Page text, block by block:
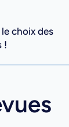
choix des
!